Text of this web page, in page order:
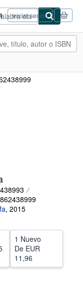
Iniciar sesión
, 2015
1 Nuevo
De EUR
11,96